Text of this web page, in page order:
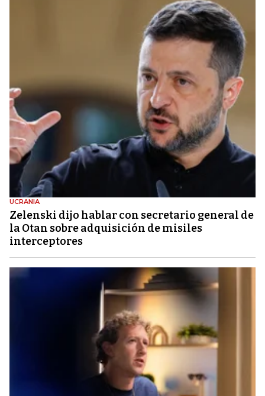
UCRANIA
Zelenski dijo hablar con secretario general de
la Otan sobre adquisición de misiles
interceptores